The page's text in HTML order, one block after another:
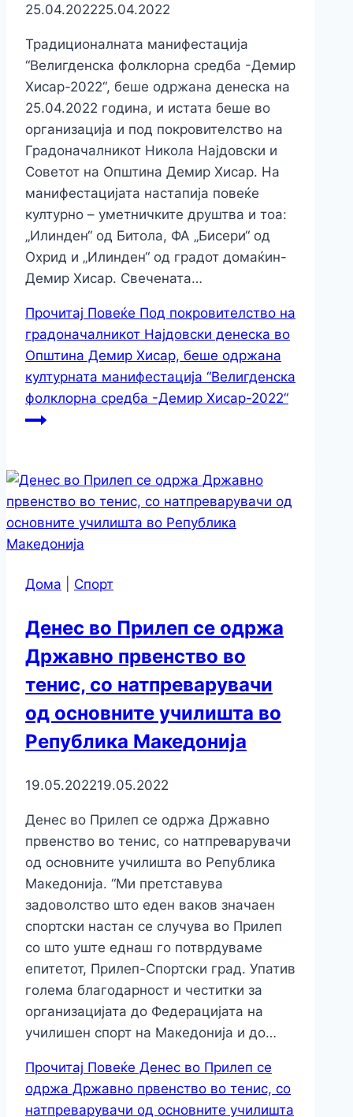
25.04.202225.04.2022
Традиционалната манифестација
“Велигденска фолклорна средба -Демир
Хисар-2022“, беше одржана денеска на
25.04.2022 година, и истата беше во
организација и под покровителство на
Градоначалникот Никола Најдовски и
Советот на Општина Демир Хисар. На
манифестацијата настапија повеќе
културно – уметничките друштва и тоа:
„Илинден“ од Битола, ФА „Бисери“ од
Охрид и „Илинден“ од градот домаќин-
Демир Хисар. Свечената…
Прочитај Повеќе Под покровителство на
градоначалникот Најдовски денеска во
Општина Демир Хисар, беше одржана
културната манифестација “Велигденска
фолклорна средба -Демир Хисар-2022“
Дома Спорт
Денес во Прилеп се одржа
Државно првенство во
тенис, со натпреварувачи
од основните училишта во
Република Македонија
19.05.202219.05.2022
Денес во Прилеп се одржа Државно
првенство во тенис, со натпреварувачи
од основните училишта во Република
Македонија. “Ми претставува
задоволство што еден ваков значаен
спортски настан се случува во Прилеп
со што уште еднаш го потврдуваме
епитетот, Прилеп-Спортски град. Упатив
голема благодарност и честитки за
организацијата до Федерацијата на
училишен спорт на Македонија и до…
Прочитај Повеќе Денес во Прилеп се
одржа Државно првенство во тенис, со
натпреварувачи од основните училишта